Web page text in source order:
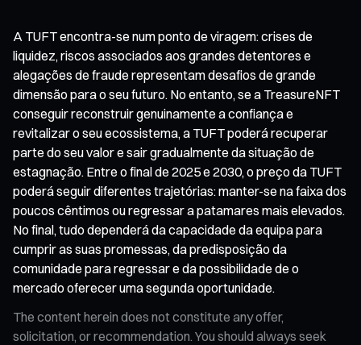
A TUFT encontra-se num ponto de viragem: crises de
liquidez, riscos associados aos grandes detentores e
alegações de fraude representam desafios de grande
dimensão para o seu futuro. No entanto, se a TreasureNFT
conseguir reconstruir genuinamente a confiança e
revitalizar o seu ecossistema, a TUFT poderá recuperar
parte do seu valor e sair gradualmente da situação de
estagnação. Entre o final de 2025 e 2030, o preço da TUFT
poderá seguir diferentes trajetórias: manter-se na faixa dos
poucos cêntimos ou regressar a patamares mais elevados.
No final, tudo dependerá da capacidade da equipa para
cumprir as suas promessas, da predisposição da
comunidade para regressar e da possibilidade de o
mercado oferecer uma segunda oportunidade.
The content herein does not constitute any offer,
solicitation, or recommendation. You should always seek